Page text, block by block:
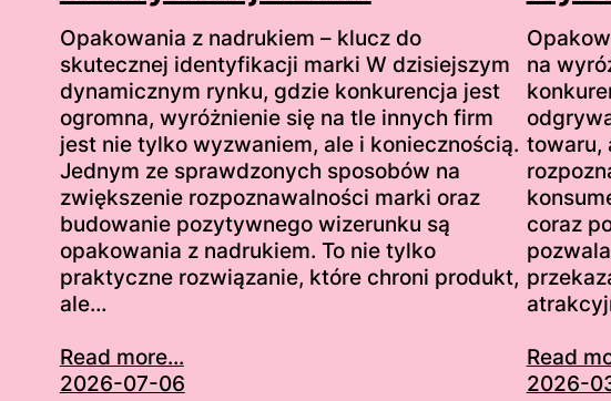
Opakowania z nadrukiem – klucz do
skutecznej identyfikacji marki W dzisiejszym
dynamicznym rynku, gdzie konkurencja jest
ogromna, wyróżnienie się na tle innych firm
jest nie tylko wyzwaniem, ale i koniecznością.
Jednym ze sprawdzonych sposobów na
zwiększenie rozpoznawalności marki oraz
budowanie pozytywnego wizerunku są
opakowania z nadrukiem. To nie tylko
praktyczne rozwiązanie, które chroni produkt,
ale…
Read more...
2026-07-06
na
towaru,
coraz
Read
2026-